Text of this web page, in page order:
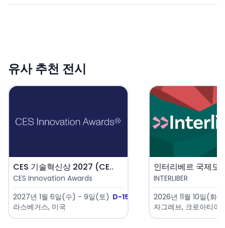
유사 추천 전시
CES 기술혁신상 2027 (CE..
CES Innovation Awards
2027년 1월 6일(수) - 9일(토) D-152
라스베거스, 미국
INTERLIBER
2026년 11월 10일(화)
자그레브, 크로아티아